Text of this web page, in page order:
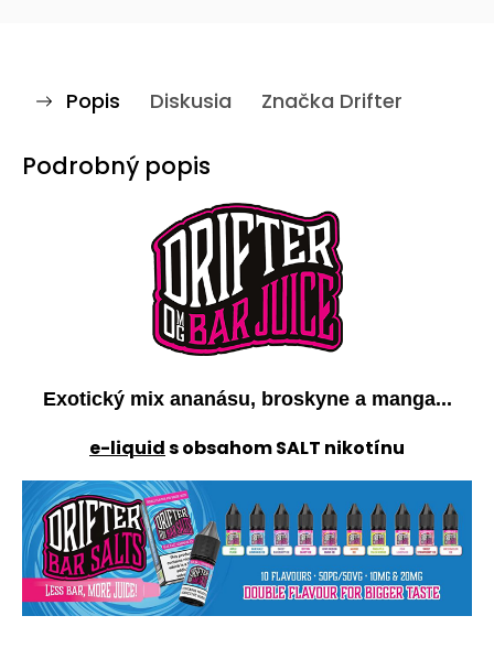
Popis Diskusia Značka Drifter
Podrobný popis
Exotický mix ananásu, broskyne a manga...
e-liquids obsahom SALT nikotínu